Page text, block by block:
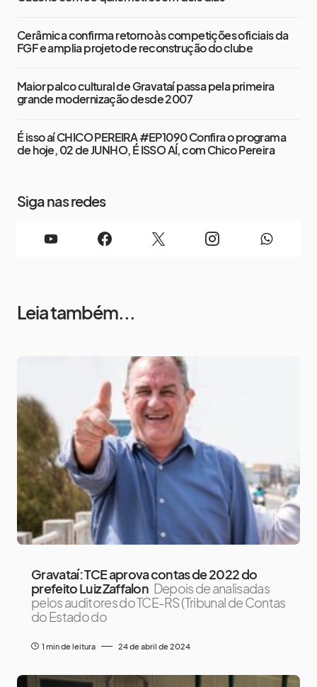
Cerâmica confirma retorno às competições oficiais da
FGF e amplia projeto de reconstrução do clube
Maior palco cultural de Gravataí passa pela primeira
grande modernização desde 2007
É isso aí CHICO PEREIRA #EP1090 Confira o programa
de hoje, 02 de JUNHO, É ISSO AÍ, com Chico Pereira
Siga nas redes
Leia também...
Gravataí: TCE aprova contas de 2022 do
prefeito Luiz Zaffalon Depois de analisadas
pelos auditores do TCE-RS (Tribunal de Contas
do Estado do
1 min de leitura 24 de abril de 2024